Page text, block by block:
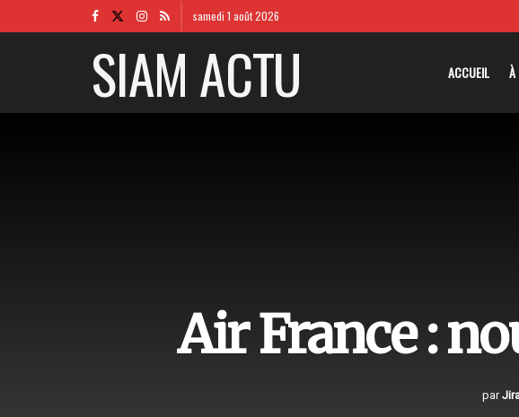
samedi 1 août 2026
SIAM ACTU ACCUEIL À
Air France :
par